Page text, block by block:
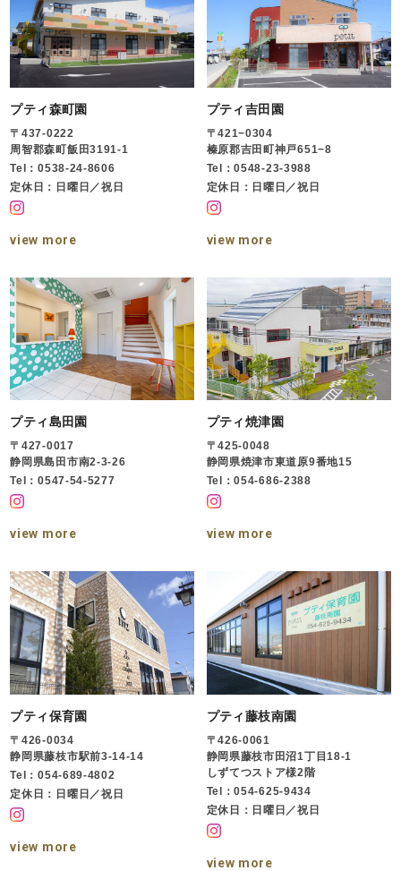
プティ森町園
〒437-0222
周智郡森町飯田3191-1
Tel：0538-24-8606
定休日：日曜日／祝日
view more
プティ吉田園
〒421−0304
榛原郡吉田町神戸651−8
Tel：0548-23-3988
定休日：日曜日／祝日
view more
プティ島田園
〒427-0017
静岡県島田市南2-3-26
Tel：0547-54-5277
view more
プティ焼津園
〒425-0048
静岡県焼津市東道原9番地15
Tel：054-686-2388
view more
プティ保育園
〒426-0034
静岡県藤枝市駅前3-14-14
Tel：054-689-4802
定休日：日曜日／祝日
view more
プティ藤枝南園
〒426-0061
静岡県藤枝市田沼1丁目18-1
しずてつストア様2階
Tel：054-625-9434
定休日：日曜日／祝日
view more